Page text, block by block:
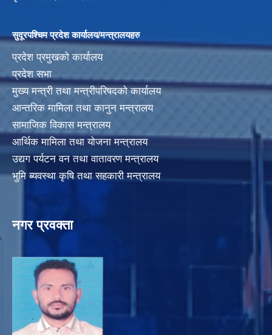
सुदूरपश्चिम प्रदेश कार्यालय/मन्त्रालयहरु
प्रदेश प्रमुखको कार्यालय
प्रदेश सभा
मुख्य मन्त्री तथा मन्त्रीपरिषदको कार्यालय
आन्तरिक मामिला तथा कानुन मन्त्रालय
सामाजिक विकास मन्त्रालय
आर्थिक मामिला तथा योजना मन्त्रालय
उद्यग पर्यटन वन तथा वातावरण मन्त्रालय
भुमि ब्यवस्था कृषि तथा सहकारी मन्त्रालय
नगर प्रवक्ता